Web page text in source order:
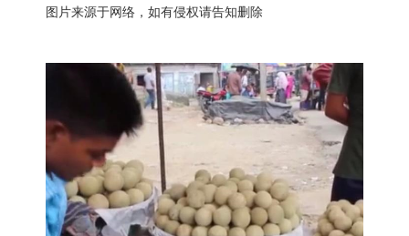
图片来源于网络，如有侵权请告知删除